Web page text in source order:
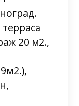
20 м2.,